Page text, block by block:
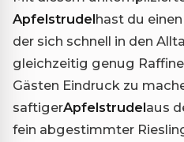
Apfelstrudelhast du
der sich schnell in den
gleichzeitig genug
Gästen Eindruck zu
saftigerApfelstrudelaus
fein abgestimmter